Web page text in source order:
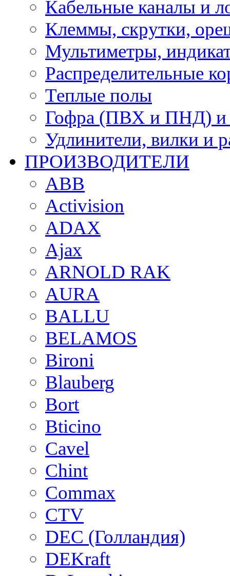
Кабельные каналы и
Клеммы, скрутки,
Мультиметры,
Распределительные
Теплые полы
Гофра (ПВХ и ПНД) и
Удлинители, вилки и
ПРОИЗВОДИТЕЛИ
ABB
Activision
ADAX
Ajax
ARNOLD RAK
AURA
BALLU
BELAMOS
Bironi
Blauberg
Bort
Bticino
Cavel
Chint
Commax
CTV
DEC (Голландия)
DEKraft